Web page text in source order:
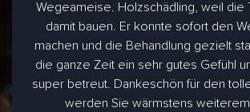
Wegeameise. Holzschädling, weil die
damit bauen. Er konnte sofort den
machen und die Behandlung gezielt
die ganze Zeit ein sehr gutes Gefühl
super betreut. Dankeschön für den
werden Sie wärmstens